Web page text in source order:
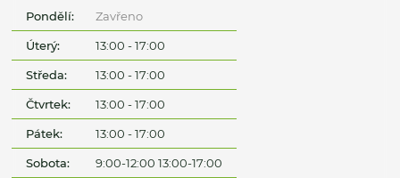
Pondělí: Zavřeno
Úterý: 13:00 - 17:00
Středa: 13:00 - 17:00
Čtvrtek: 13:00 - 17:00
Pátek: 13:00 - 17:00
Sobota: 9:00-12:00 13:00-17:00